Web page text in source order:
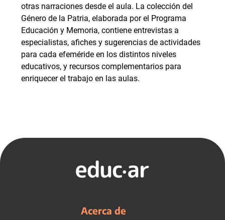
otras narraciones desde el aula. La colección del
Género de la Patria, elaborada por el Programa
Educación y Memoria, contiene entrevistas a
especialistas, afiches y sugerencias de actividades
para cada efeméride en los distintos niveles
educativos, y recursos complementarios para
enriquecer el trabajo en las aulas.
Acerca de